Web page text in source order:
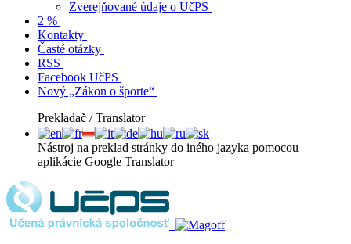
Zverejňované údaje o UčPS
2 %
Kontakty
Časté otázky
RSS
Facebook UčPS
Nový „Zákon o športe“
Prekladač / Translator
Nástroj na preklad stránky do iného jazyka pomocou
aplikácie Google Translator